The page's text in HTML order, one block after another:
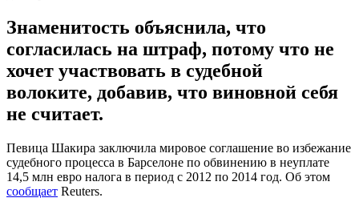
Знаменитость объяснила, что
согласилась на штраф, потому что не
хочет участвовать в судебной
волоките, добавив, что виновной себя
не считает.
Певица Шакира заключила мировое соглашение во избежание
судебного процесса в Барселоне по обвинению в неуплате
14,5 млн евро налога в период с 2012 по 2014 год. Об этом
сообщает Reuters.